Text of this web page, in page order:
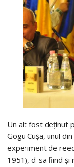
Un alt fost deţinut
Gogu Cuşa, unul
experiment de
1951), d-sa fiind şi